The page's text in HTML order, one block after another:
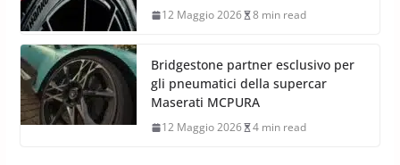
12 Maggio 2026 8 min read
Bridgestone partner esclusivo per
gli pneumatici della supercar
Maserati MCPURA
12 Maggio 2026 4 min read